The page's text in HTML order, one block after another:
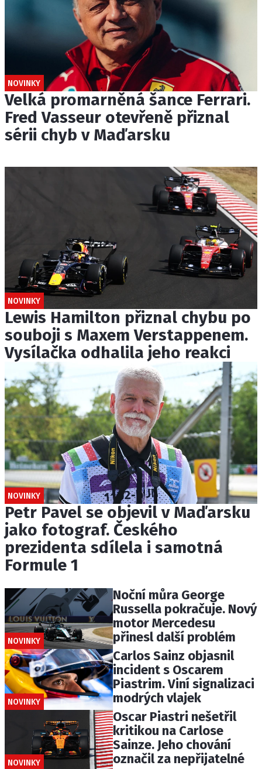
NOVINKY
Velká promarněná šance Ferrari.
Fred Vasseur otevřeně přiznal
sérii chyb v Maďarsku
NOVINKY
Lewis Hamilton přiznal chybu po
souboji s Maxem Verstappenem.
Vysílačka odhalila jeho reakci
NOVINKY
Petr Pavel se objevil v Maďarsku
jako fotograf. Českého
prezidenta sdílela i samotná
Formule 1
NOVINKY
Noční můra George
Russella pokračuje. Nový
motor Mercedesu
přinesl další problém
NOVINKY
Carlos Sainz objasnil
incident s Oscarem
Piastrim. Viní signalizaci
modrých vlajek
NOVINKY
Oscar Piastri nešetřil
kritikou na Carlose
Sainze. Jeho chování
označil za nepřijatelné